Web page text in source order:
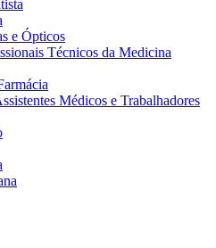
e Ópticos
Técnicos da Medicina
Médicos e Trabalhadores